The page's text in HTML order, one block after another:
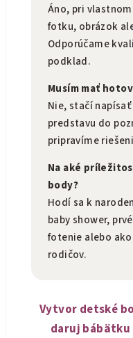
Áno, pri
fotku, obrázok
Odporúčame
podklad.
Musím mať
Nie, stačí
predstavu do
pripravíme
Na aké
body?
Hodí sa k
baby shower,
fotenie alebo
rodičov.
Vytvor detské
daruj bábätku